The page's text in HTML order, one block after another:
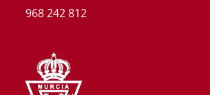
968 242 812